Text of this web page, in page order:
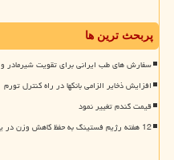
پربحث ترین ها
سفارش های طب ایرانی برای تقویت شیرمادر
افزایش ذخایر الزامی بانکها در راه کنترل تورم
قیمت گندم تغییر نمود
12 هفته رژیم فستینگ به حفظ کاهش وزن در یک سال بعد کمک نماید